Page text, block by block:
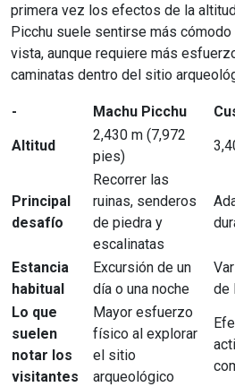
primera vez los efectos de la
Picchu suele sentirse más
vista, aunque requiere más
caminatas dentro del sitio
- Machu Picchu
Altitud
2,430 m (7,972
pies)
Principal
desafío
Recorrer las
ruinas, senderos
de piedra y
escalinatas
Estancia
habitual
Excursión de un
día o una noche
de
Lo que
suelen
notar los
visitantes
Mayor esfuerzo
físico al explorar
el sitio
arqueológico